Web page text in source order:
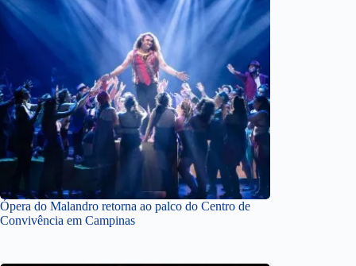
Ópera do Malandro retorna ao palco do Centro de
Convivência em Campinas